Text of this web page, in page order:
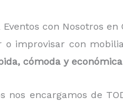
con Nosotros en
o improvisar con
cómoda y económica
nos encargamos de